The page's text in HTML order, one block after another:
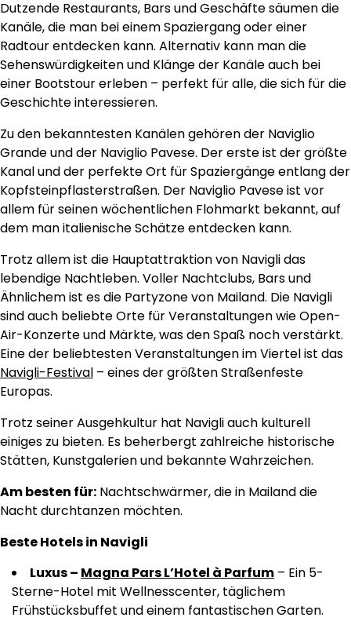
Dutzende Restaurants, Bars und Geschäfte säumen die
Kanäle, die man bei einem Spaziergang oder einer
Radtour entdecken kann. Alternativ kann man die
Sehenswürdigkeiten und Klänge der Kanäle auch bei
einer Bootstour erleben – perfekt für alle, die sich für die
Geschichte interessieren.
Zu den bekanntesten Kanälen gehören der Naviglio
Grande und der Naviglio Pavese. Der erste ist der größte
Kanal und der perfekte Ort für Spaziergänge entlang der
Kopfsteinpflasterstraßen. Der Naviglio Pavese ist vor
allem für seinen wöchentlichen Flohmarkt bekannt, auf
dem man italienische Schätze entdecken kann.
Trotz allem ist die Hauptattraktion von Navigli das
lebendige Nachtleben. Voller Nachtclubs, Bars und
Ähnlichem ist es die Partyzone von Mailand. Die Navigli
sind auch beliebte Orte für Veranstaltungen wie Open-
Air-Konzerte und Märkte, was den Spaß noch verstärkt.
Eine der beliebtesten Veranstaltungen im Viertel ist das
Navigli-Festival – eines der größten Straßenfeste
Europas.
Trotz seiner Ausgehkultur hat Navigli auch kulturell
einiges zu bieten. Es beherbergt zahlreiche historische
Stätten, Kunstgalerien und bekannte Wahrzeichen.
Am besten für: Nachtschwärmer, die in Mailand die
Nacht durchtanzen möchten.
Beste Hotels in Navigli
Luxus – Magna Pars L’Hotel à Parfum – Ein 5-
Sterne-Hotel mit Wellnesscenter, täglichem
Frühstücksbuffet und einem fantastischen Garten.